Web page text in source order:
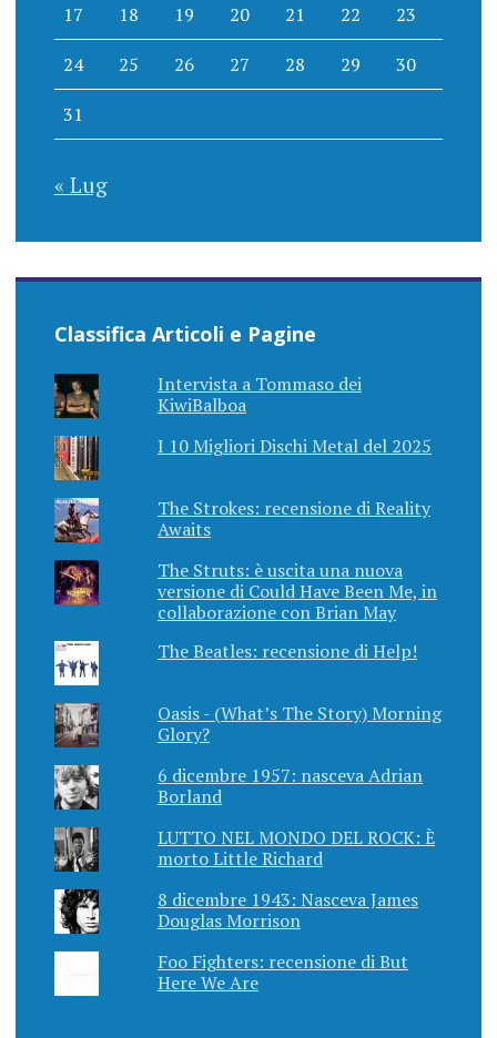
17 18 19 20 21 22 23
24 25 26 27 28 29 30
31
« Lug
Classifica Articoli e Pagine
Intervista a Tommaso dei
KiwiBalboa
I 10 Migliori Dischi Metal del 2025
The Strokes: recensione di Reality
Awaits
The Struts: è uscita una nuova
versione di Could Have Been Me, in
collaborazione con Brian May
The Beatles: recensione di Help!
Oasis - (What’s The Story) Morning
Glory?
6 dicembre 1957: nasceva Adrian
Borland
LUTTO NEL MONDO DEL ROCK: È
morto Little Richard
8 dicembre 1943: Nasceva James
Douglas Morrison
Foo Fighters: recensione di But
Here We Are